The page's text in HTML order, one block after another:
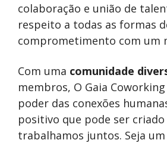
colaboração e união de
respeito a todas as formas
comprometimento com um
Com uma comunidade
membros, O Gaia
poder das conexões
positivo que pode ser
trabalhamos juntos. Seja